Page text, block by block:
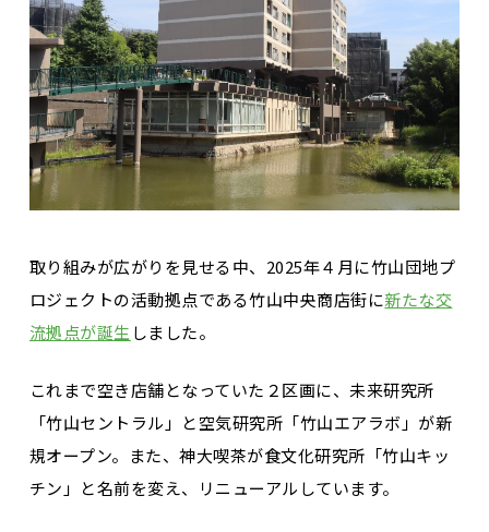
取り組みが広がりを見せる中、2025年４月に竹山団地プ
ロジェクトの活動拠点である竹山中央商店街に新たな交
流拠点が誕生しました。
これまで空き店舗となっていた２区画に、未来研究所
「竹山セントラル」と空気研究所「竹山エアラボ」が新
規オープン。また、神大喫茶が食文化研究所「竹山キッ
チン」と名前を変え、リニューアルしています。